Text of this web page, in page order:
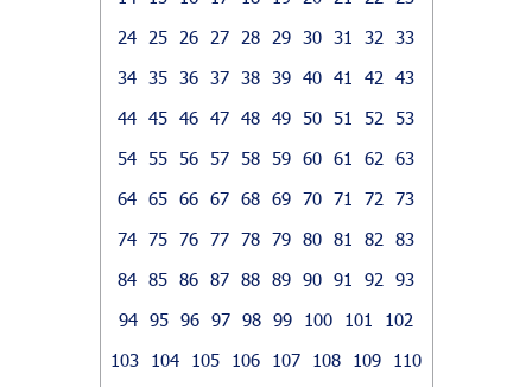
24
25 26 27 28 29 30 31 32
33
34 35 36 37 38 39 40 41 42
43
44 45 46 47 48 49 50 51 52
53
54 55 56 57 58 59 60 61 62
63
64 65 66 67 68 69 70 71 72
73
74 75 76 77 78 79 80 81 82
83
84 85 86 87 88 89 90 91 92
93
94 95 96 97 98 99 100 101
102
103
104 105 106 107 108 109
110